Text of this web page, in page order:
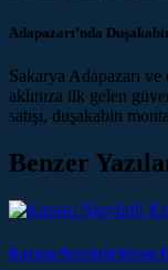
Adapazarı’nda
Sakarya Adapazarı
aklınıza ilk gelen
satışı, duşakabin
Benzer
Karasu Nervürlü Krom